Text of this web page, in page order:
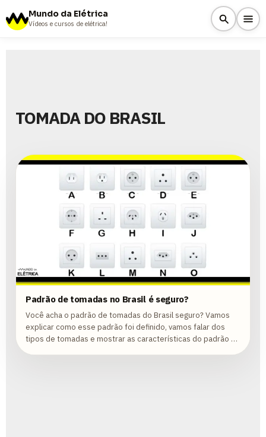
Mundo da Elétrica
Vídeos e cursos de elétrica!
TOMADA DO BRASIL
Padrão de tomadas no Brasil é seguro?
Você acha o padrão de tomadas do Brasil seguro? Vamos
explicar como esse padrão foi definido, vamos falar dos
tipos de tomadas e mostrar as características do padrão de
tomada do Brasil. Vamos...